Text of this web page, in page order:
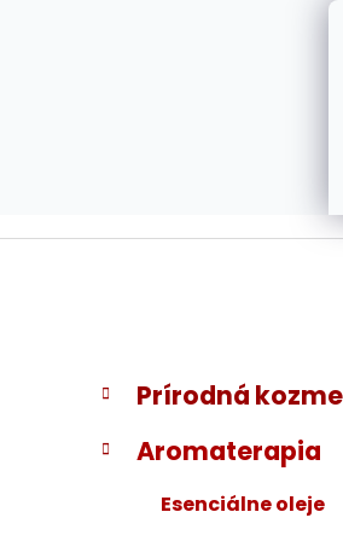
B
č
Preskočiť
kategórie
K
a
t
e
Prírodná
Aromaterapia
Esenciálne oleje